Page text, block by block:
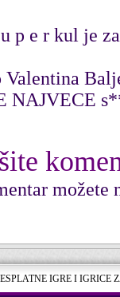
p e r kul je
Valentina
NAJVECE
možete
IGRE I IGRICE